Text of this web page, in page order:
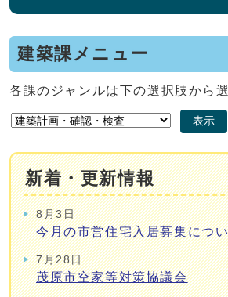
建築課メニュー
各課のジャンルは下の選択肢から
表示
新着・更新情報
8月3日
今月の市営住宅入居募集につ
7月28日
茂原市空家等対策協議会